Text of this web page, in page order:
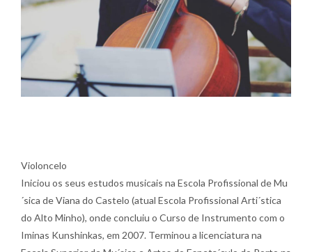
Violoncelo
Iniciou os seus estudos musicais na Escola Profissional de Mu
´sica de Viana do Castelo (atual Escola Profissional Arti´stica
do Alto Minho), onde concluiu o Curso de Instrumento com o
Iminas Kunshinkas, em 2007. Terminou a licenciatura na